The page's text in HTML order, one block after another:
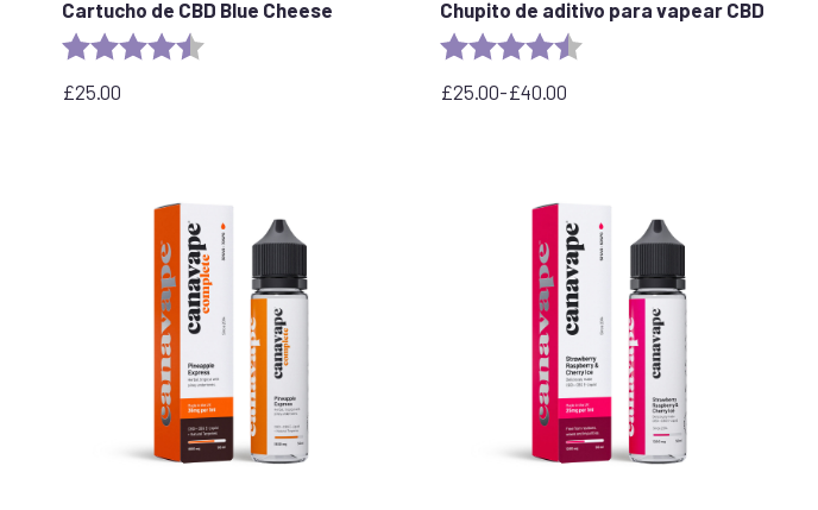
Cartucho de CBD Blue Cheese
Valoración:
£25.00
Chupito de aditivo para vapear CBD
Valoración:
£25.00-£40.00
Rango